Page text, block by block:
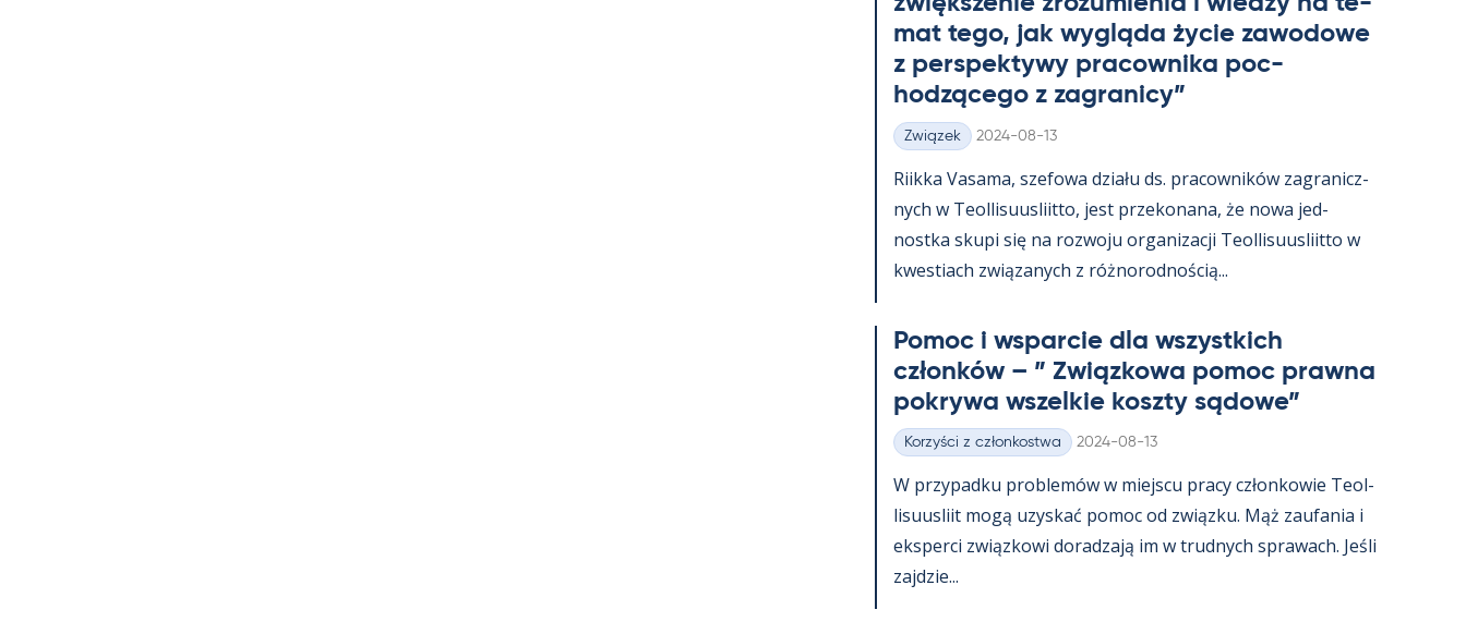
mat tego, jak wygląda życie zawo­dowe
z pers­pek­tywy pracow­nika poc­
hodzącego z za­gra­nicy”
Kategorie
Związek Kirjoitettu
2024-08-13
Riikka Va­sama, sze­fowa działu ds. pracow­ników za­gra­nicz­
nych w Teol­li­suus­liitto, jest prze­ko­nana, że nowa jed­
nostka skupi się na rozwoju or­ga­nizacji Teol­li­suus­liitto w
kwes­tiach związa­nych z róż­no­rod­nością...
Po­moc i ws­parcie dla wszyst­kich
członków – ” Związ­kowa po­moc prawna
pok­rywa wszel­kie koszty są­dowe”
Kategorie
Korzyści z członkostwa Kirjoitettu
2024-08-13
W przy­padku problemów w miejscu pracy człon­kowie Teol­
li­suus­liit mogą uzys­kać po­moc od związku. Mąż zau­fa­nia i
eks­perci związ­kowi do­radzają im w trud­nych sprawach. Jeśli
zajdzie...